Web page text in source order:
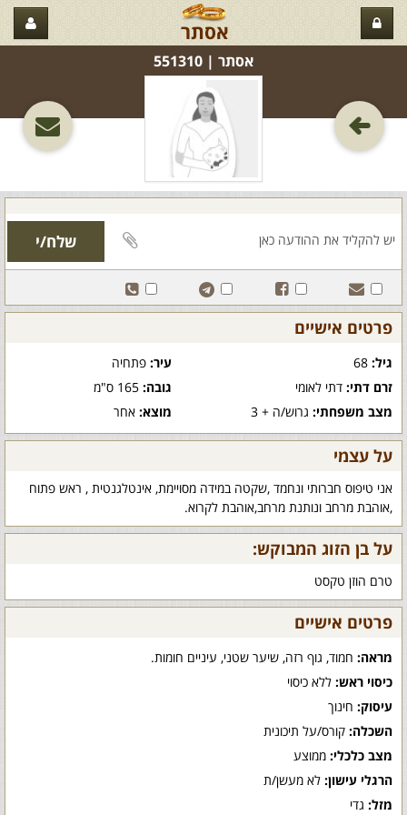
אסתר
אסתר‏ | 551310
פרטים אישיים
גיל: עיר:פתחיה
זרם דתי: דתי לאומי גובה:165 ס"מ
מצב משפחתי: גרוש/ה + 3 מוצא:אחר
על עצמי
אני טיפוס חברותי ונחמד ,שקטה במידה מסויימת, אינטלגנטית , ראש פתוח
,אוהבת מרחב ונותנת מרחב,אוהבת לקרוא.
על בן הזוג המבוקש:
טרם הוזן טקסט
פרטים אישיים
מראה: חמוד, גוף רזה, שיער שטני, עיניים חומות.
כיסוי ראש: ללא כיסוי
עיסוק: חינוך
השכלה: קורס/על תיכונית
מצב כלכלי: ממוצע
הרגלי עישון: לא מעשן/ת
מזל: גדי